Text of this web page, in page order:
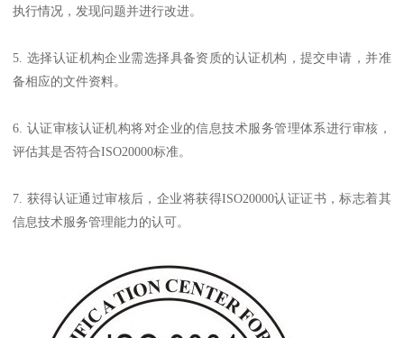
执行情况，发现问题并进行改进。
5. 选择认证机构企业需选择具备资质的认证机构，提交申请，并准
备相应的文件资料。
6. 认证审核认证机构将对企业的信息技术服务管理体系进行审核，
评估其是否符合ISO20000标准。
7. 获得认证通过审核后，企业将获得ISO20000认证证书，标志着其
信息技术服务管理能力的认可。